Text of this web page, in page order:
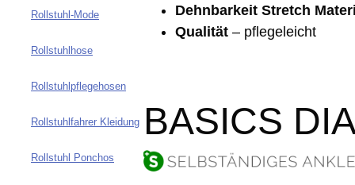
Rollstuhl-Mode
Rollstuhlhose
Rollstuhlpflegehosen
Rollstuhlfahrer Kleidung
Rollstuhl Ponchos
Dehnbarkeit Stretch
Qualität – pflegeleicht
BASICS